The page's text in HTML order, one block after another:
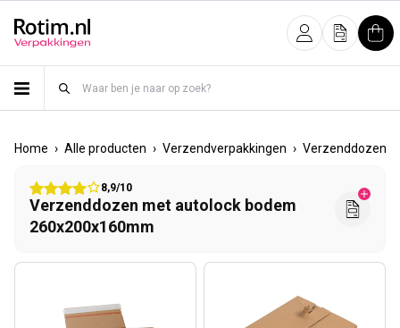
InloggenOfferte
Home › Alle producten › Verzendverpakkingen › Verzenddozen
8,9/10
Verzenddozen met autolock bodem
260x200x160mm